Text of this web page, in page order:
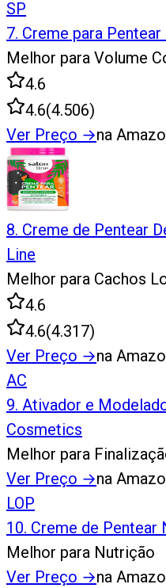
SP
7. Creme para
Melhor para Volume
4.6
4.6(4.506)
Ver Preço →na
8. Creme de Pentear
Line
Melhor para Cachos
4.6
4.6(4.317)
Ver Preço →na
AC
9. Ativador e
Cosmetics
Melhor para
Ver Preço →na
LOP
10. Creme de Pentear
Melhor para Nutrição
Ver Preço →na